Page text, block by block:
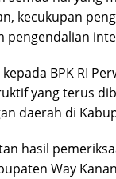
kecukupan
pengendalian
BPK RI
yang terus
daerah di
hasil
Way